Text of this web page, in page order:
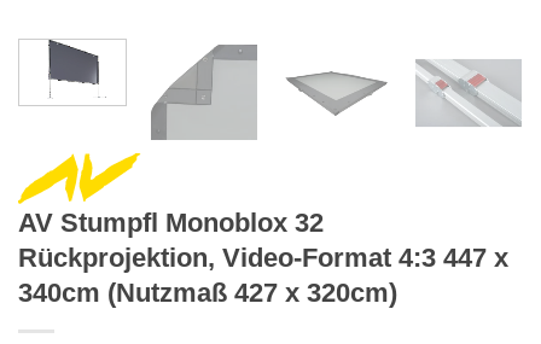
AV Stumpfl Monoblox 32
Rückprojektion, Video-Format 4:3 447 x
340cm (Nutzmaß 427 x 320cm)